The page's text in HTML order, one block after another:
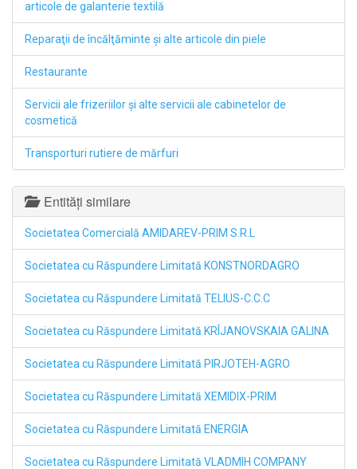
articole de galanterie textilă
Reparaţii de încălţăminte şi alte articole din piele
Restaurante
Servicii ale frizeriilor şi alte servicii ale cabinetelor de
cosmetică
Transporturi rutiere de mărfuri
Entități similare
Societatea Comercială AMIDAREV-PRIM S.R.L
Societatea cu Răspundere Limitată KONSTNORDAGRO
Societatea cu Răspundere Limitată TELIUS-C.C.C
Societatea cu Răspundere Limitată KRÎJANOVSKAIA GALINA
Societatea cu Răspundere Limitată PIRJOTEH-AGRO
Societatea cu Răspundere Limitată XEMIDIX-PRIM
Societatea cu Răspundere Limitată ENERGIA
Societatea cu Răspundere Limitată VLADMIH COMPANY